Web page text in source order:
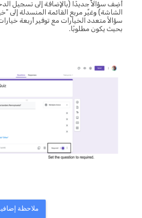
أضِف سؤالاً جديدًا (بالإضافة إلى تسجيل الدخول
الشاشة) وغيِّر مربع القائمة المنسدلة إلى
سؤالاً متعدد الخيارات مع توفير أربعة خيارات
بحيث يكون مطلوبًا.
ملاحظة إضافية